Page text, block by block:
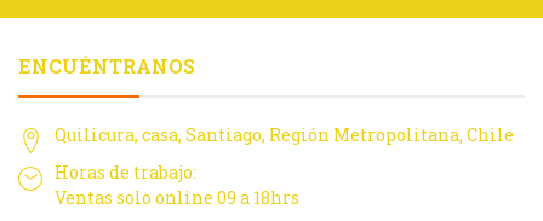
ENCUÉNTRANOS
Quilicura, casa, Santiago, Región Metropolitana, Chile
Horas de trabajo:
Ventas solo online 09 a 18hrs